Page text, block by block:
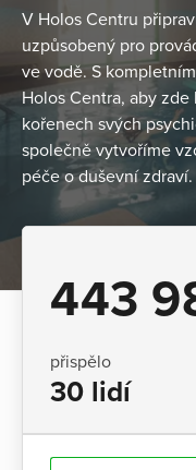
V Holos Centru
uzpůsobený pro
ve vodě. S
Holos Centra, aby
kořenech svých
společně vytvoříme
péče o duševní zdraví.
443
přispělo
30 lidí